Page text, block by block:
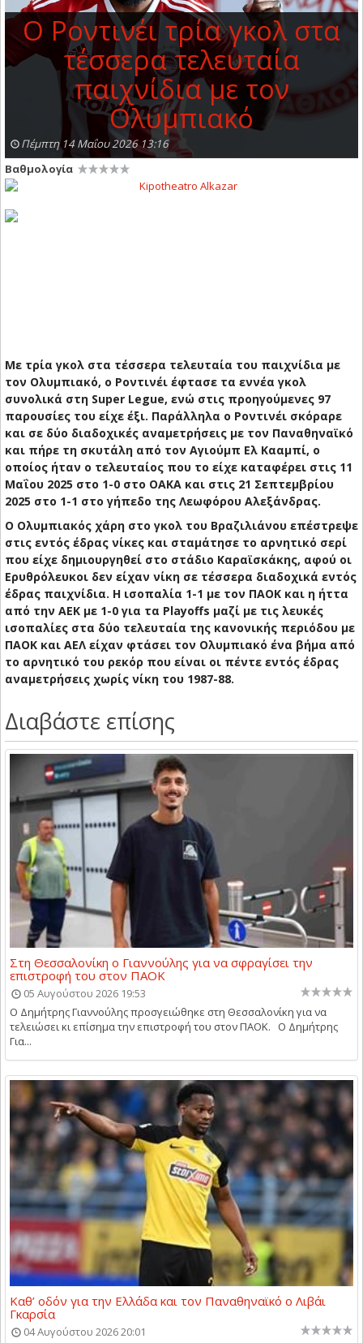
Ο Ροντινέι τρία γκολ στα
τέσσερα τελευταία
παιχνίδια με τον
Ολυμπιακό
Πέμπτη 14 Μαΐου 2026 13:16
Βαθμολογία
Με τρία γκολ στα τέσσερα τελευταία του παιχνίδια με
τον Ολυμπιακό, ο Ροντινέι έφτασε τα εννέα γκολ
συνολικά στη Super Legue, ενώ στις προηγούμενες 97
παρουσίες του είχε έξι. Παράλληλα ο Ροντινέι σκόραρε
και σε δύο διαδοχικές αναμετρήσεις με τον Παναθηναϊκό
και πήρε τη σκυτάλη από τον Αγιούμπ Ελ Κααμπί, ο
οποίος ήταν ο τελευταίος που το είχε καταφέρει στις 11
Μαΐου 2025 στο 1-0 στο ΟΑΚΑ και στις 21 Σεπτεμβρίου
2025 στο 1-1 στο γήπεδο της Λεωφόρου Αλεξάνδρας.
Ο Ολυμπιακός χάρη στο γκολ του Βραζιλιάνου επέστρεψε
στις εντός έδρας νίκες και σταμάτησε το αρνητικό σερί
που είχε δημιουργηθεί στο στάδιο Καραϊσκάκης, αφού οι
Ερυθρόλευκοι δεν είχαν νίκη σε τέσσερα διαδοχικά εντός
έδρας παιχνίδια. Η ισοπαλία 1-1 με τον ΠΑΟΚ και η ήττα
από την ΑΕΚ με 1-0 για τα Playoffs μαζί με τις λευκές
ισοπαλίες στα δύο τελευταία της κανονικής περιόδου με
ΠΑΟΚ και ΑΕΛ είχαν φτάσει τον Ολυμπιακό ένα βήμα από
το αρνητικό του ρεκόρ που είναι οι πέντε εντός έδρας
αναμετρήσεις χωρίς νίκη του 1987-88.
Διαβάστε επίσης
Στη Θεσσαλονίκη ο Γιαννούλης για να σφραγίσει την
επιστροφή του στον ΠΑΟΚ
05 Αυγούστου 2026 19:53
Ο Δημήτρης Γιαννούλης προσγειώθηκε στη Θεσσαλονίκη για να
τελειώσει κι επίσημα την επιστροφή του στον ΠΑΟΚ. Ο Δημήτρης
Για...
Καθ’ οδόν για την Ελλάδα και τον Παναθηναϊκό ο Λιβάι
Γκαρσία
04 Αυγούστου 2026 20:01